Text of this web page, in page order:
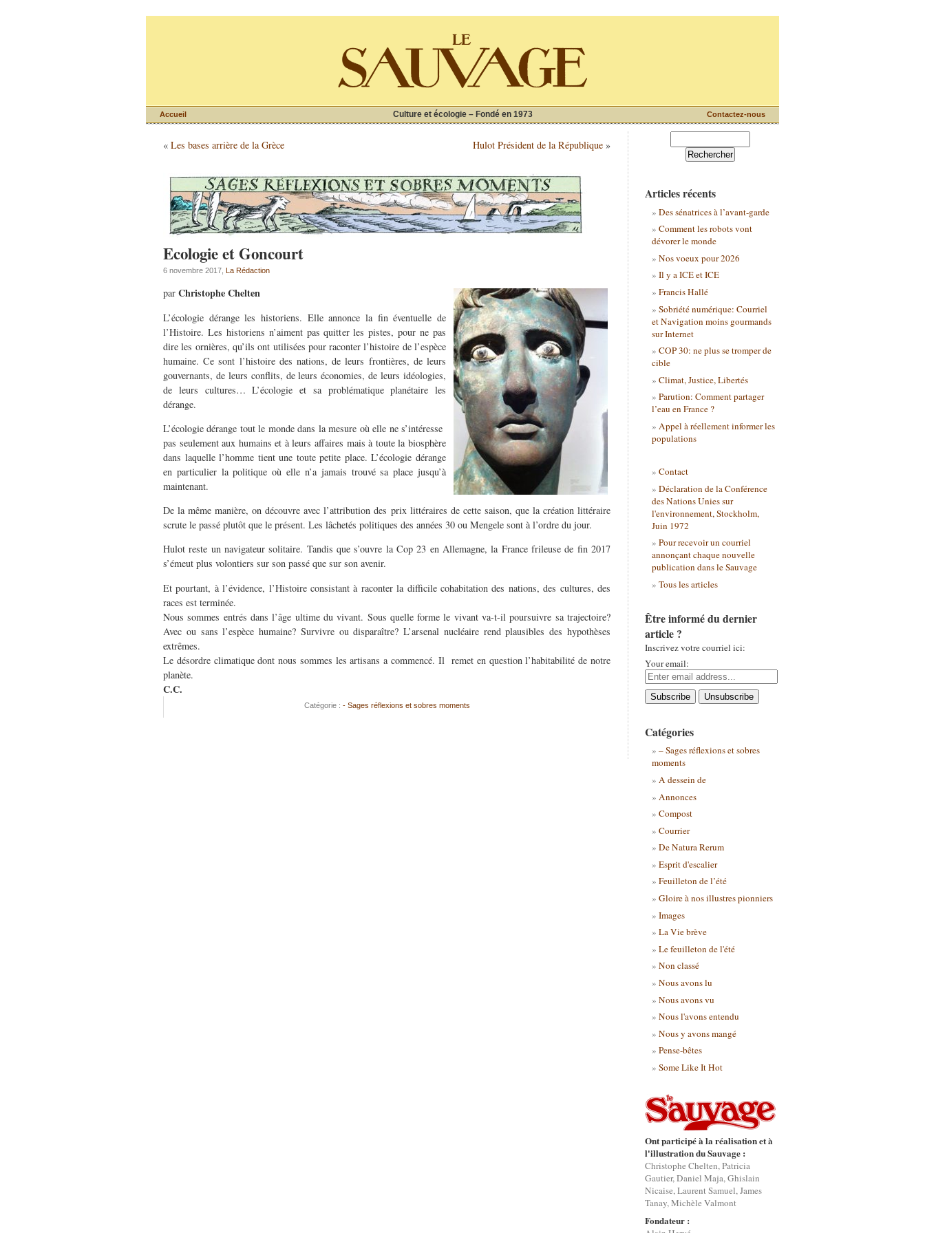
Culture et écologie – Fondé en 1973
Accueil Contactez-nous
« Les bases arrière de la Grèce Hulot Président de la République »
Ecologie et Goncourt
6 novembre 2017, La Rédaction
par Christophe Chelten
L’écologie dérange les historiens. Elle annonce la fin éventuelle de
l’Histoire. Les historiens n’aiment pas quitter les pistes, pour ne pas
dire les ornières, qu’ils ont utilisées pour raconter l’histoire de l’espèce
humaine. Ce sont l’histoire des nations, de leurs frontières, de leurs
gouvernants, de leurs conflits, de leurs économies, de leurs idéologies,
de leurs cultures… L’écologie et sa problématique planétaire les
dérange.
L’écologie dérange tout le monde dans la mesure où elle ne s’intéresse
pas seulement aux humains et à leurs affaires mais à toute la biosphère
dans laquelle l’homme tient une toute petite place. L’écologie dérange
en particulier la politique où elle n’a jamais trouvé sa place jusqu’à
maintenant.
De la même manière, on découvre avec l’attribution des prix littéraires de cette saison, que la création littéraire
scrute le passé plutôt que le présent. Les lâchetés politiques des années 30 ou Mengele sont à l’ordre du jour.
Hulot reste un navigateur solitaire. Tandis que s’ouvre la Cop 23 en Allemagne, la France frileuse de fin 2017
s’émeut plus volontiers sur son passé que sur son avenir.
Et pourtant, à l’évidence, l’Histoire consistant à raconter la difficile cohabitation des nations, des cultures, des
races est terminée.
Nous sommes entrés dans l’âge ultime du vivant. Sous quelle forme le vivant va-t-il poursuivre sa trajectoire?
Avec ou sans l’espèce humaine? Survivre ou disparaître? L’arsenal nucléaire rend plausibles des hypothèses
extrêmes.
Le désordre climatique dont nous sommes les artisans a commencé. Il remet en question l’habitabilité de notre
planète.
C.C.
Catégorie : - Sages réflexions et sobres moments
Articles récents
Des sénatrices à l’avant-garde
Comment les robots vont
dévorer le monde
Nos voeux pour 2026
Il y a ICE et ICE
Francis Hallé
Sobriété numérique: Courriel
et Navigation moins gourmands
sur Internet
COP 30: ne plus se tromper de
cible
Climat, Justice, Libertés
Parution: Comment partager
l’eau en France ?
Appel à réellement informer les
populations
Contact
Déclaration de la Conférence
des Nations Unies sur
l'environnement, Stockholm,
Juin 1972
Pour recevoir un courriel
annonçant chaque nouvelle
publication dans le Sauvage
Tous les articles
Être informé du dernier
article ?
Inscrivez votre courriel ici:
Your email:
Catégories
– Sages réflexions et sobres
moments
A dessein de
Annonces
Compost
Courrier
De Natura Rerum
Esprit d'escalier
Feuilleton de l’été
Gloire à nos illustres pionniers
Images
La Vie brève
Le feuilleton de l'été
Non classé
Nous avons lu
Nous avons vu
Nous l'avons entendu
Nous y avons mangé
Pense-bêtes
Some Like It Hot
Ont participé à la réalisation et à
l'illustration du Sauvage :
Christophe Chelten, Patricia
Gautier, Daniel Maja, Ghislain
Nicaise, Laurent Samuel, James
Tanay, Michèle Valmont
Fondateur :